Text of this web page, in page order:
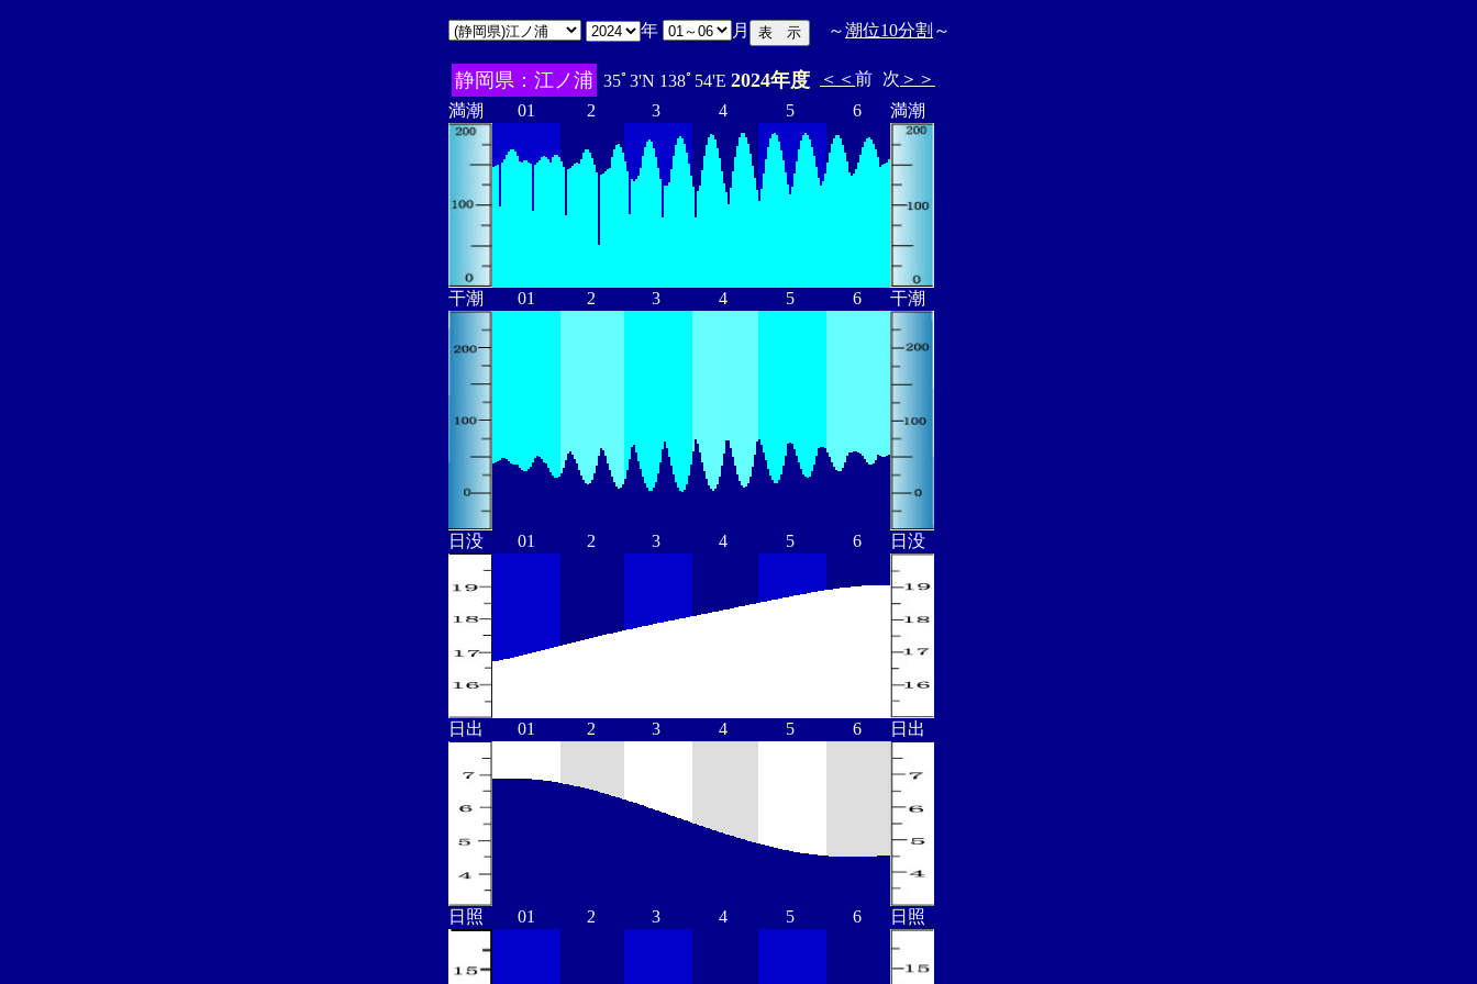
年 月 ～潮位10分割 ～
静岡県：江ノ浦 35ﾟ3'N 138ﾟ54'E 2024年度 ＜＜ 前 次 ＞＞
満潮
01 2 3 4 5 6 満潮
干潮 01 2 3 4 5 6 干潮
日没 01 2 3 4 5 6 日没
日出 01 2 3 4 5 6 日出
日照 01 2 3 4 5 6 日照